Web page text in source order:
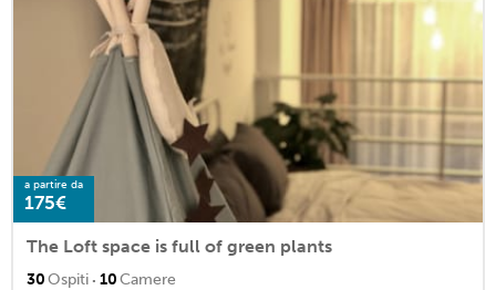
a partire da
175€
The Loft space is full of green plants
30Ospiti · 10Camere